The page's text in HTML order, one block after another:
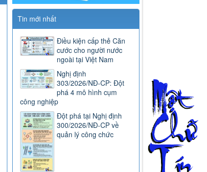
Tin mới nhất
Điều kiện cấp thẻ Căn
cước cho người nước
ngoài tại Việt Nam
Nghị định
303/2026/NĐ-CP: Đột
phá 4 mô hình cụm
công nghiệp
Đột phá tại Nghị định
300/2026/NĐ-CP về
quản lý công chức